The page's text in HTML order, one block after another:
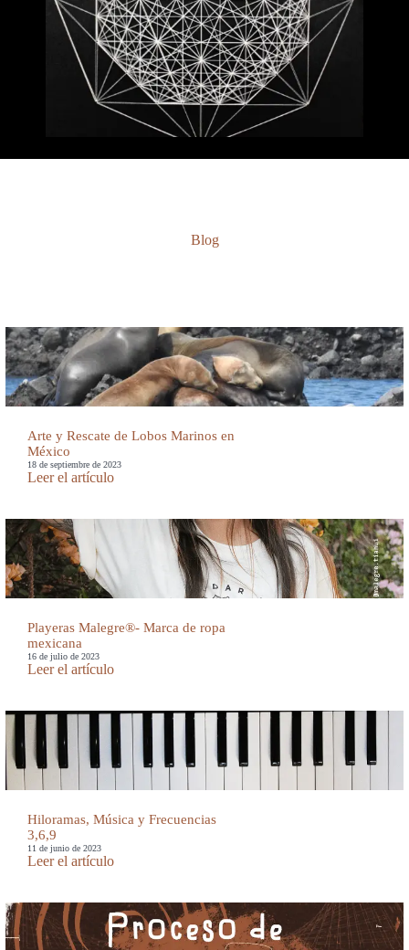
Blog
Arte y Rescate de Lobos Marinos en
México
18 de septiembre de 2023
Leer el artículo
Playeras Malegre®- Marca de ropa
mexicana
16 de julio de 2023
Leer el artículo
Hiloramas, Música y Frecuencias
3,6,9
11 de junio de 2023
Leer el artículo